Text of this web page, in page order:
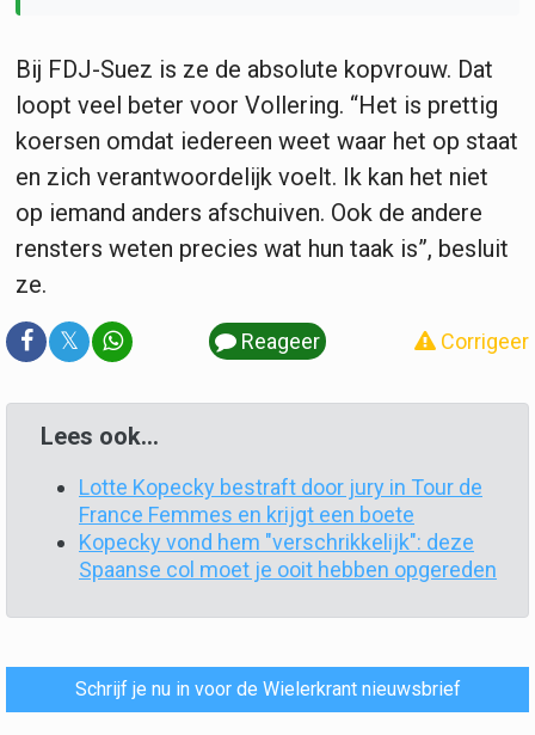
Bij FDJ-Suez is ze de absolute kopvrouw. Dat
loopt veel beter voor Vollering. “Het is prettig
koersen omdat iedereen weet waar het op staat
en zich verantwoordelijk voelt. Ik kan het niet
op iemand anders afschuiven. Ook de andere
rensters weten precies wat hun taak is”, besluit
ze.
𝕏 Reageer Corrigeer
Lees ook...
Lotte Kopecky bestraft door jury in Tour de
France Femmes en krijgt een boete
Kopecky vond hem "verschrikkelijk": deze
Spaanse col moet je ooit hebben opgereden
Schrijf je nu in voor de Wielerkrant nieuwsbrief